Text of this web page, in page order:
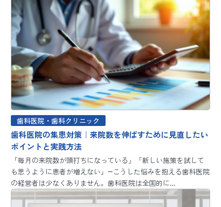
歯科医院・歯科クリニック
歯科医院の集患対策｜来院数を伸ばすために見直したい
ポイントと実践方法
「毎月の来院数が頭打ちになっている」「新しい施策を試して
も思うように患者が増えない」―こうした悩みを抱える歯科医院
の経営者は少なくありません。歯科医院は全国的に...